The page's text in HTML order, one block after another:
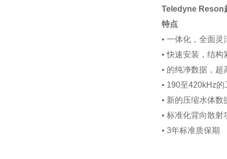
Teledyne Reson
特点
• 一体化，全面
• 快速安装，结
• 的纯净数据，超
• 190至420kHz
• 新的压缩水体
• 标准化背向散
• 3年标准质保期